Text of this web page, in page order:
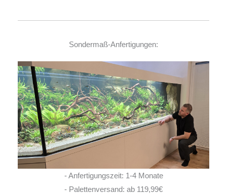
Sondermaß-Anfertigungen:
- Anfertigungszeit: 1-4 Monate
- Palettenversand: ab 119,99€